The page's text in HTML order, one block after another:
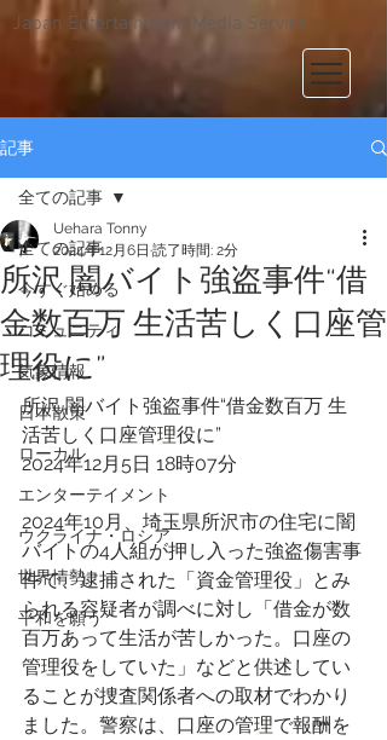
Japan Entertainment Media Service
記事
全ての記事
今すぐ始める
コミュニティ
気象情報
日本散策
ローカル
エンターテイメント
ウクライナ・ロシア
世界情勢
平和を願う
全ての記事
所沢 闇バイト強盗事件“借
金数百万 生活苦しく口座管
理役に”
Uehara Tonny
2024年12月6日 読了時間: 2分
所沢 闇バイト強盗事件“借金数百万 生
活苦しく口座管理役に”
2024年12月5日 18時07分
2024年10月、埼玉県所沢市の住宅に闇
バイトの4人組が押し入った強盗傷害事
件で、逮捕された「資金管理役」とみ
られる容疑者が調べに対し「借金が数
百万あって生活が苦しかった。口座の
管理役をしていた」などと供述してい
ることが捜査関係者への取材でわかり
ました。警察は、口座の管理で報酬を